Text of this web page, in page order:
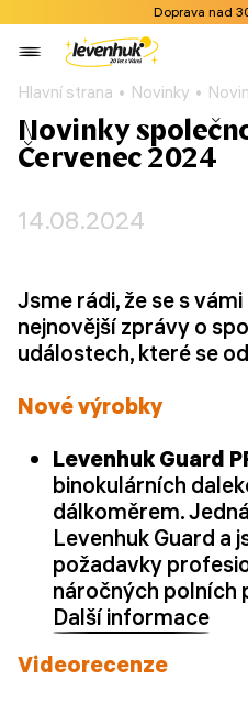
Doprava nad
Hlavní strana Novinky
Novinky
Červenec 2024
14.08.2024
Jsme rádi, že se s
nejnovější zprávy o
událostech, které se
Nové výrobky
Levenhuk Guard
binokulárních
dálkoměrem.
Levenhuk Guard a
požadavky
náročných polních
Další informace
Videorecenze